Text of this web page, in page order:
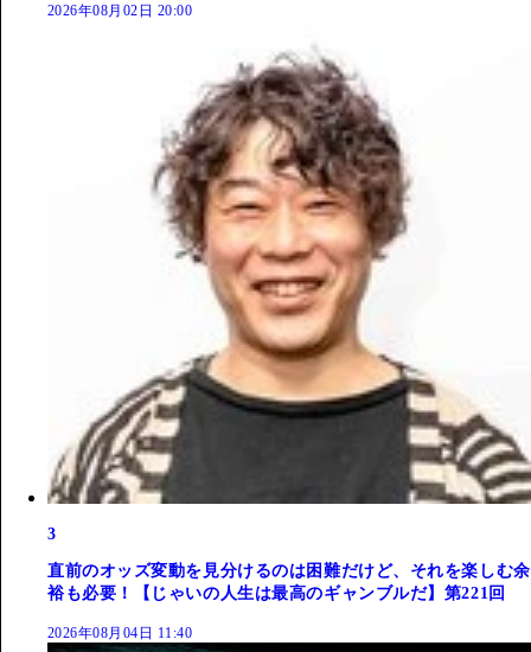
2026年08月02日 20:00
3
直前のオッズ変動を見分けるのは困難だけど、それを楽しむ余
裕も必要！【じゃいの人生は最高のギャンブルだ】第221回
2026年08月04日 11:40